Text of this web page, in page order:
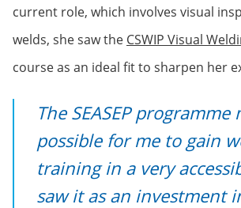
current role, which involves visual
welds, she saw the CSWIP Visual
course as an ideal fit to sharpen her
The SEASEP programme
possible for me to gain
training in a very
saw it as an investment